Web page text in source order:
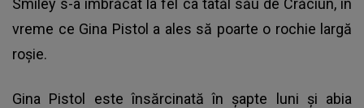
Smiley s-a îmbrăcat la fel ca tatăl său de Crăciun, în
vreme ce Gina Pistol a ales să poarte o rochie largă
roșie.
Gina Pistol este însărcinată în șapte luni și abia